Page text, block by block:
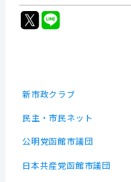
新市政クラブ
民主・市民ネット
公明党函館市議団
日本共産党函館市議団